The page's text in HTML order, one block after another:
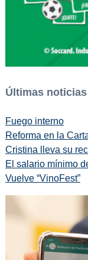
Últimas noticias
Fuego interno
Reforma en la
Cristina lleva su
El salario mínimo
Vuelve “VinoFest”